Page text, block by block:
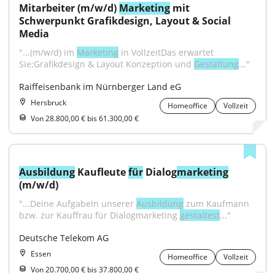
Mitarbeiter (m/w/d) Marketing mit
Schwerpunkt Grafikdesign, Layout & Social
Media
"...(m/w/d) im Marketing in VollzeitDas erwartet
Sie:Grafikdesign & Layout Konzeption und Gestaltung..."
Raiffeisenbank im Nürnberger Land eG
Hersbruck Homeoffice
Vollzeit
Von 28.800,00 € bis 61.300,00 €
Ausbildung Kaufleute für Dialogmarketing
(m/w/d)
"...Deine AufgabeIn unserer Ausbildung zum Kaufmann
bzw. zur Kauffrau für Dialogmarketing gestaltest..."
Deutsche Telekom AG
Essen Homeoffice
Vollzeit
Von 20.700,00 € bis 37.800,00 €